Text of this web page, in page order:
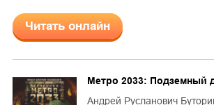
Читать онлайн
Метро 2033: Подземный
Андрей Русланович